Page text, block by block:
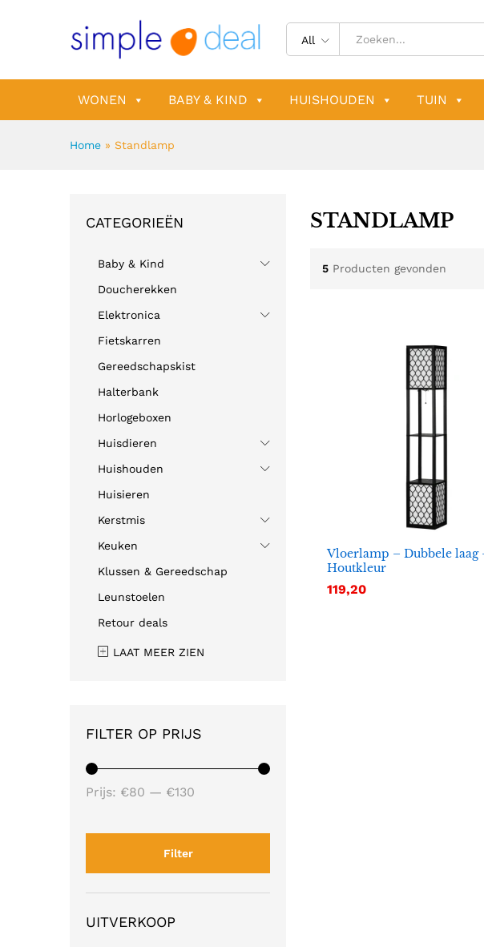
All
WONEN BABY & KIND HUISHOUDEN TUIN
Home » Standlamp
STANDLAMP
5 Producten gevonden
Vloerlamp – Dubbele laag
Houtkleur
119,20
119,20
CATEGORIEËN
Baby & Kind
Doucherekken
Elektronica
Fietskarren
Gereedschapskist
Halterbank
Horlogeboxen
Huisdieren
Huishouden
Huisieren
Kerstmis
Keuken
Klussen & Gereedschap
Leunstoelen
Retour deals
LAAT MEER ZIEN
FILTER OP PRIJS
Filter
Prijs: €80 — €130
UITVERKOOP